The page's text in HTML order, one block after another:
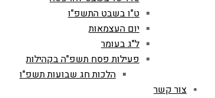
ט"ו בשבט התשפ"ו
יום העצמאות
ל"ג בעומר
פעילות פסח תשפ"ה בקהילות
הלכות חג שבועות תשפ"ו
צור קשר